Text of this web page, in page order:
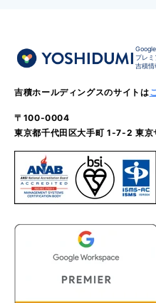
プレミ
吉積情
吉積ホールディングスのサイトは
〒100-0004
東京都千代田区大手町 1-7-2 東